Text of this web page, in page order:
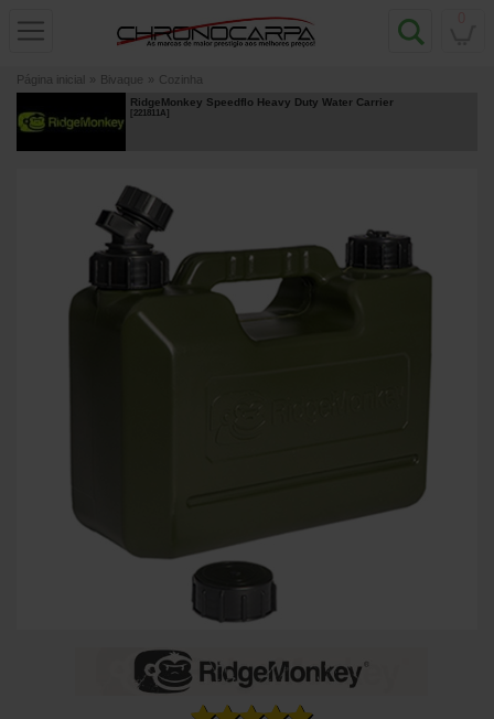
Página inicial » Bivaque » Cozinha
RidgeMonkey Speedflo Heavy Duty Water Carrier
[221811A]